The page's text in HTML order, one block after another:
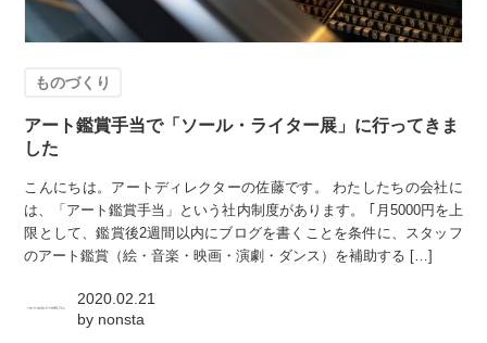
ものづくり
アート鑑賞手当で「ソール・ライター展」に行ってきま
した
こんにちは。アートディレクターの佐藤です。 わたしたちの会社に
は、「アート鑑賞手当」という社内制度があります。 ｢月5000円を上
限として、鑑賞後2週間以内にブログを書くことを条件に、スタッフ
のアート鑑賞（絵・音楽・映画・演劇・ダンス）を補助する […]
2020.02.21
by nonsta